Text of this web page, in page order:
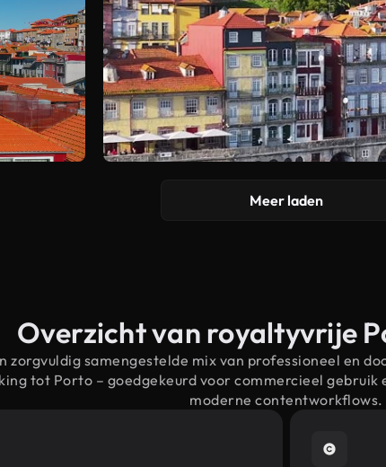
Meer laden
Overzicht van royaltyvrije
zorgvuldig samengestelde mix van professioneel en
tot Porto – goedgekeurd voor commercieel gebruik
moderne contentworkflows.